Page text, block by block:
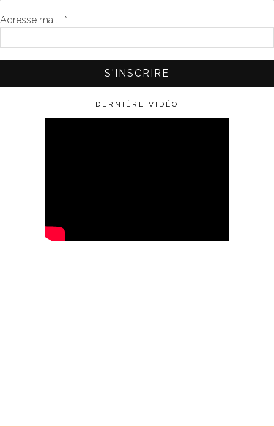
Adresse mail : *
DERNIÈRE VIDÉO